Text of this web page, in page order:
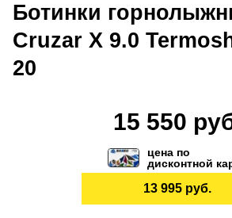
Ботинки
Cruzar X 9.0
20
15 550
цена по
дисконтной
13 995 руб.